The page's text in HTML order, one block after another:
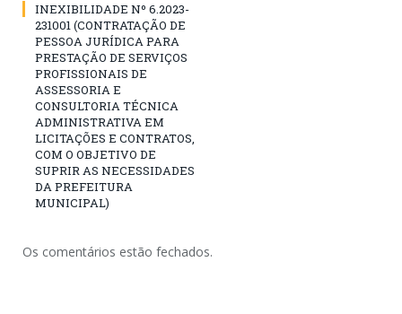
INEXIBILIDADE Nº 6.2023-
231001 (CONTRATAÇÃO DE
PESSOA JURÍDICA PARA
PRESTAÇÃO DE SERVIÇOS
PROFISSIONAIS DE
ASSESSORIA E
CONSULTORIA TÉCNICA
ADMINISTRATIVA EM
LICITAÇÕES E CONTRATOS,
COM O OBJETIVO DE
SUPRIR AS NECESSIDADES
DA PREFEITURA
MUNICIPAL)
Os comentários estão fechados.